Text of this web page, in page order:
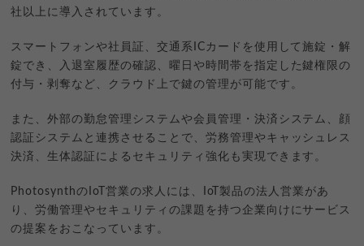
社以上に導入されています。
スマートフォンや社員証、交通系ICカードを使用して施錠・解
錠でき、入退室履歴の確認、曜日や時間帯を指定した鍵権限の
付与・剥奪など、クラウド上で鍵の管理が可能です。
また、外部の勤怠管理システムや会員管理・決済システム、顔
認証システムと連携させることで、労務管理やキャッシュレス
決済、生体認証によるセキュリティ強化も実現できます。
PhotosynthのIoT営業の求人には、IoT製品の法人営業があ
り、労働管理やセキュリティの課題を持つ企業向けにサービス
の提案をおこなっています。